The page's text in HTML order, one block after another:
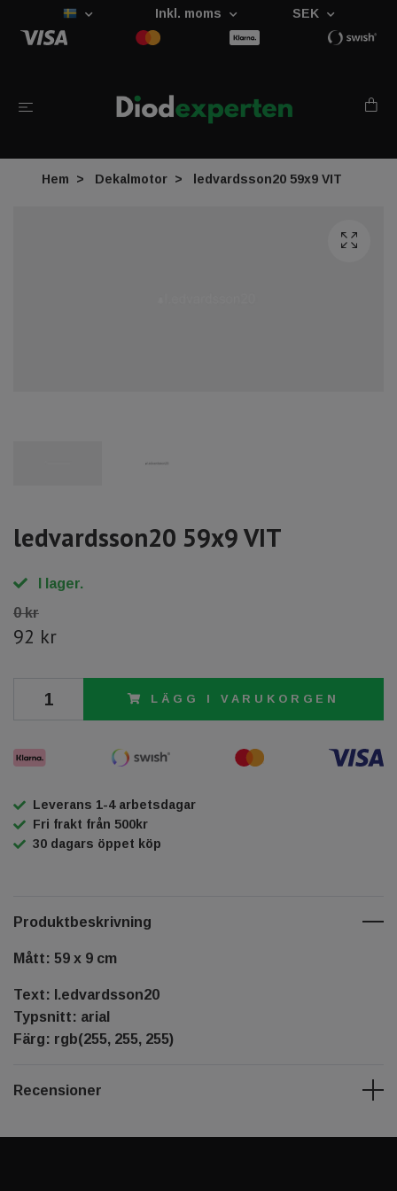
Inkl. moms SEK
Hem Dekalmotor ledvardsson20 59x9 VIT
ledvardsson20 59x9 VIT
I lager.
0 kr
92 kr
LÄGG I VARUKORGEN
Leverans 1-4 arbetsdagar
Fri frakt från 500kr
30 dagars öppet köp
Produktbeskrivning
Mått: 59 x 9 cm
Text: l.edvardsson20
Typsnitt: arial
Färg: rgb(255, 255, 255)
Recensioner